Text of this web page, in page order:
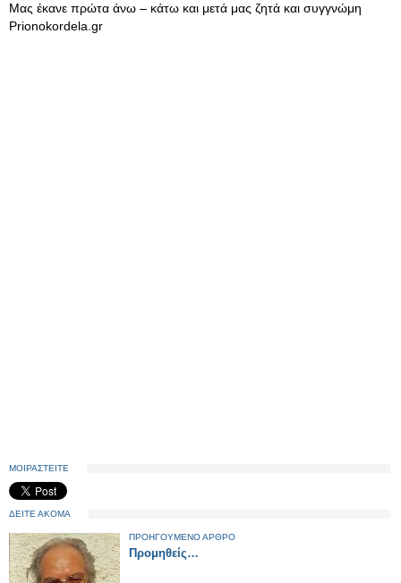
Μας έκανε πρώτα άνω – κάτω και μετά μας ζητά και συγγνώμη
Prionokordela.gr
ΜΟΙΡΑΣΤΕΙΤΕ
ΔΕΙΤΕ ΑΚΟΜΑ
ΠΡΟΗΓΟΥΜΕΝΟ ΑΡΘΡΟ
Προμηθείς…